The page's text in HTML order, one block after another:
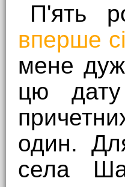
П'ять
вперше
мене
цю дату
один.
села